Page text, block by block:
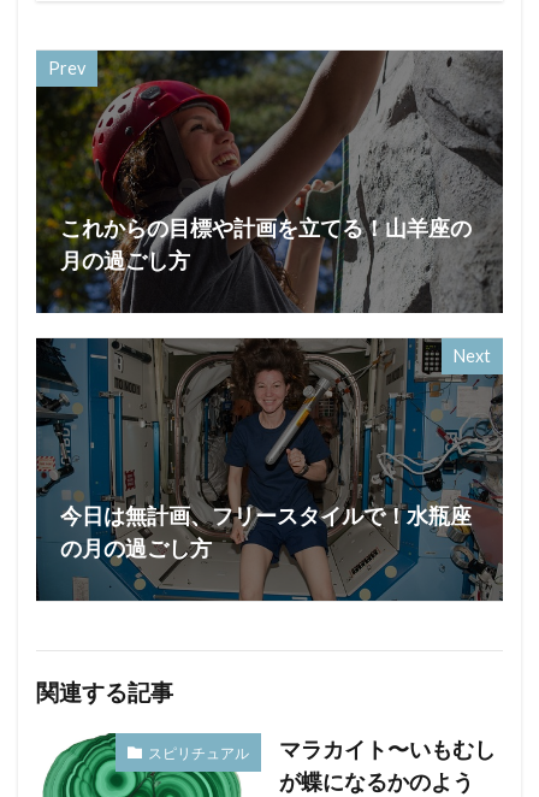
Prev
これからの目標や計画を立てる！山羊座の
月の過ごし方
Next
今日は無計画、フリースタイルで！水瓶座
の月の過ごし方
関連する記事
スピリチュアル
マラカイト〜いもむし
が蝶になるかのよう